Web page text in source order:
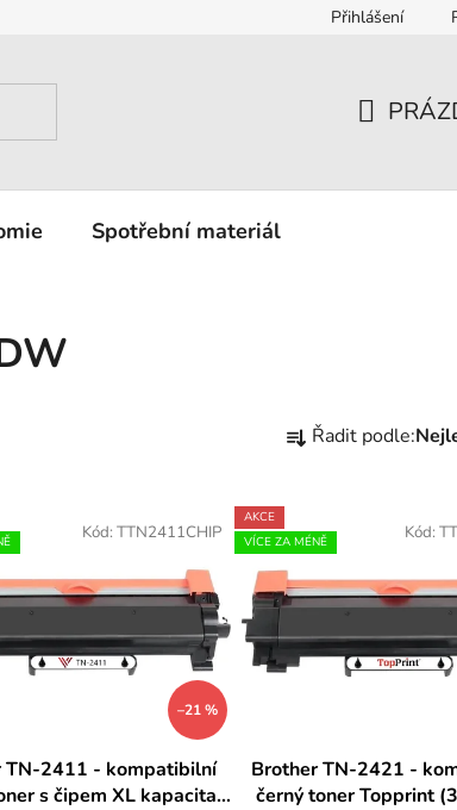
Přihlášení
KOŠÍK
Spotřební materiál
a
n
í
p
r
o
k
t
Řadit podle:
–21 %
TN-2411 - kompatibilní
s čipem XL kapacita
Kód: TTN2411CHIP
AKCE
VÍCE ZA MÉNĚ
Brother TN-2421 -
černý toner Topprint
Kód: